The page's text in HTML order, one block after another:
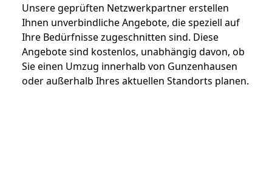
Unsere geprüften Netzwerkpartner erstellen
Ihnen unverbindliche Angebote, die speziell auf
Ihre Bedürfnisse zugeschnitten sind. Diese
Angebote sind kostenlos, unabhängig davon, ob
Sie einen Umzug innerhalb von Gunzenhausen
oder außerhalb Ihres aktuellen Standorts planen.